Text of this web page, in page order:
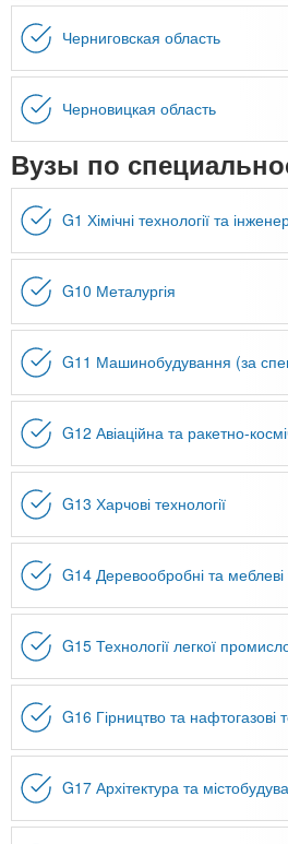
Черниговская область
Черновицкая область
Вузы по
G1 Хімічні технології та
G10 Металургія
G11 Машинобудування (за
G12 Авіаційна та ракетно-
G13 Харчові технології
G14 Деревообробні та меблеві
G15 Технології легкої
G16 Гірництво та нафтогазові
G17 Архітектура та